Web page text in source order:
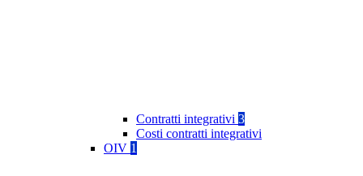
Contratti integrativi 3
Costi contratti integrativi
OIV 1